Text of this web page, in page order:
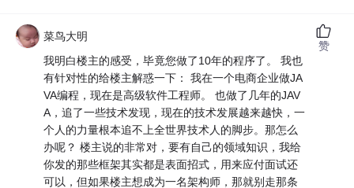
菜鸟大明
我明白楼主的感受，毕竟您做了10年的程序了。 我也
有针对性的给楼主解惑一下： 我在一个电商企业做JA
VA编程，现在是高级软件工程师。 也做了几年的JAV
A，追了一些技术发现，现在的技术发展越来越快，一
个人的力量根本追不上全世界技术人的脚步。那怎么
办呢？ 楼主说的非常对，要有自己的领域知识，我给
你发的那些框架其实都是表面招式，用来应付面试还
可以，但如果楼主想成为一名架构师，那就别走那条
赞